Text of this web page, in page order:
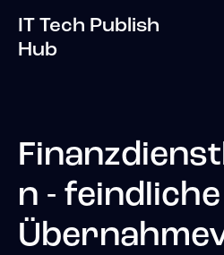
IT Tech Publish
Hub
n - feindliche